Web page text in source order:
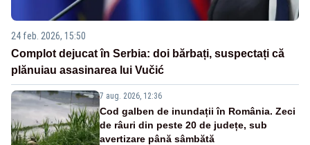
24 feb. 2026, 15:50
Complot dejucat în Serbia: doi bărbați, suspectați că
plănuiau asasinarea lui Vučić
7 aug. 2026, 12:36
Cod galben de inundații în România. Zeci
de râuri din peste 20 de județe, sub
avertizare până sâmbătă